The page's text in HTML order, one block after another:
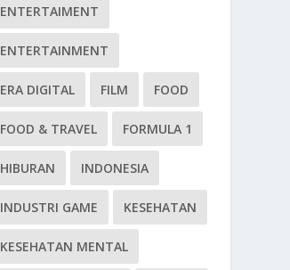
ENTERTAIMENT
ENTERTAINMENT
ERA DIGITAL FILM FOOD
FOOD & TRAVEL FORMULA 1
HIBURAN INDONESIA
INDUSTRI GAME KESEHATAN
KESEHATAN MENTAL